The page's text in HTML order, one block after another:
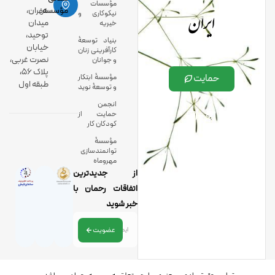
ایران
حمایت
مؤسسات
نیکوکاری و
خیریه
بنیاد توسعۀ
کارآفرینی زنان
و جوانان
مؤسسۀ ابتکار
و توسعۀ نوید
انجمن
حمایت از
کودکان کار
مؤسسۀ
توانمندسازی
مهروماه
مؤسسه:تهران،
میدان
توحید،
خیابان
نصرت غربی،
پلاک 56،
طبقه اول
از جدیدترین
اتفاقات رحمان با
خبر شوید
عضویت